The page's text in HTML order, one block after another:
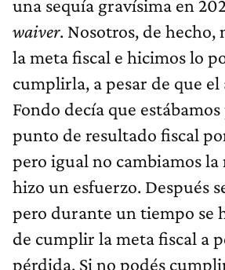
una sequía gravísima en
waiver. Nosotros, de hecho,
la meta fiscal e hicimos lo
cumplirla, a pesar de que el
Fondo decía que
punto de resultado fiscal
pero igual no cambiamos la
hizo un esfuerzo. Después
pero durante un tiempo se
de cumplir la meta fiscal a
pérdida. Si no podés